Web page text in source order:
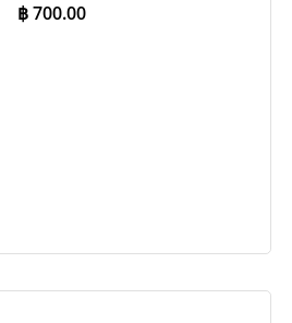
฿700.00
立即预订